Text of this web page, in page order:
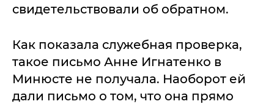
свидетельствовали об обратном.
Как показала служебная проверка,
такое письмо Анне Игнатенко в
Минюсте не получала. Наоборот ей
дали письмо о том, что она прямо